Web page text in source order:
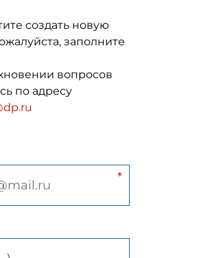
создать новую
заполните
вопросов
по адресу